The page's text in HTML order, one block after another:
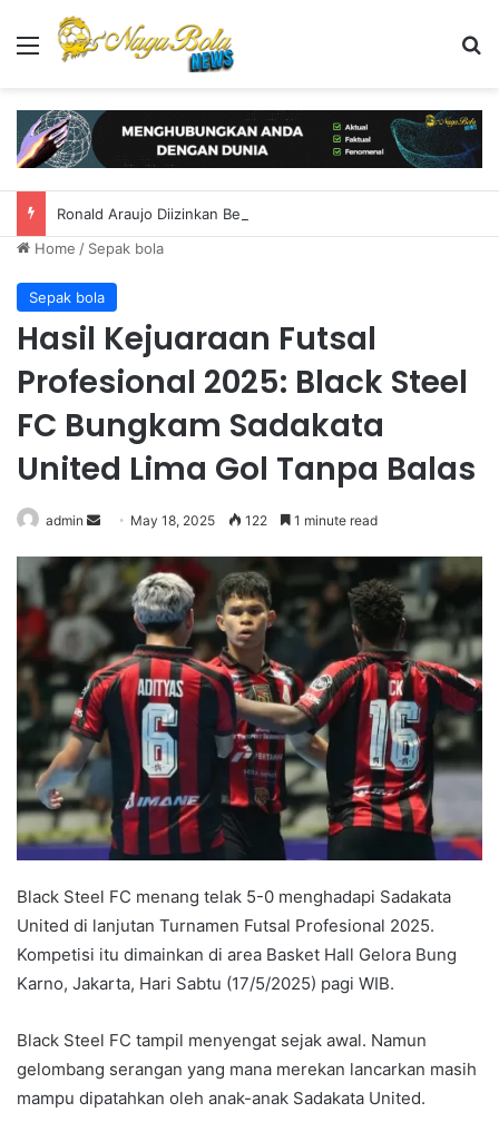
Menu
Ronald Araujo Diizinkan Bergabung Dengan Liverpool
Home / Sepak bola
Sepak bola
Hasil Kejuaraan Futsal
Profesional 2025: Black Steel
FC Bungkam Sadakata
United Lima Gol Tanpa Balas
admin
d
a
e
m
a
i
May 18, 2025 122 1 minute read
Black Steel FC menang telak 5-0 menghadapi Sadakata
United di lanjutan Turnamen Futsal Profesional 2025.
Kompetisi itu dimainkan di area Basket Hall Gelora Bung
Karno, Jakarta, Hari Sabtu (17/5/2025) pagi WIB.
Black Steel FC tampil menyengat sejak awal. Namun
gelombang serangan yang mana merekan lancarkan masih
mampu dipatahkan oleh anak-anak Sadakata United.